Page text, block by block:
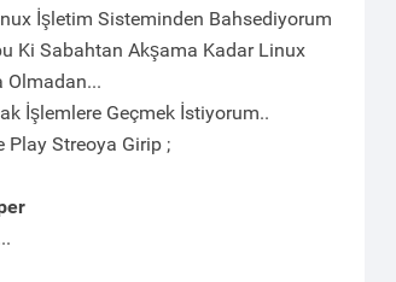
İşletim Sisteminden Bahsediyorum
Ki Sabahtan Akşama Kadar Linux
Olmadan...
İşlemlere Geçmek İstiyorum..
Play Streoya Girip ;